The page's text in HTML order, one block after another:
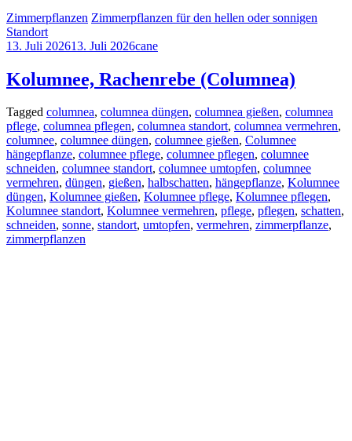
Zimmerpflanzen Zimmerpflanzen für den hellen oder sonnigen
Standort
13. Juli 202613. Juli 2026cane
Kolumnee, Rachenrebe (Columnea)
Tagged columnea, columnea düngen, columnea gießen, columnea
pflege, columnea pflegen, columnea standort, columnea vermehren,
columnee, columnee düngen, columnee gießen, Columnee
hängepflanze, columnee pflege, columnee pflegen, columnee
schneiden, columnee standort, columnee umtopfen, columnee
vermehren, düngen, gießen, halbschatten, hängepflanze, Kolumnee
düngen, Kolumnee gießen, Kolumnee pflege, Kolumnee pflegen,
Kolumnee standort, Kolumnee vermehren, pflege, pflegen, schatten,
schneiden, sonne, standort, umtopfen, vermehren, zimmerpflanze,
zimmerpflanzen